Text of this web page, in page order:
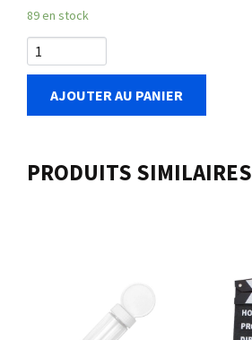
89 en stock
AJOUTER AU PANIER
PRODUITS SIMILAIRES